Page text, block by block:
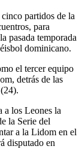
partidos de la
para
pasada temporada
dominicano.
el tercer equipo
detrás de las
a los Leones la
la Serie del
a la Lidom en el
disputado en